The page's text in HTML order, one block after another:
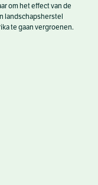
om het effect van de
landschapsherstel
te gaan vergroenen.